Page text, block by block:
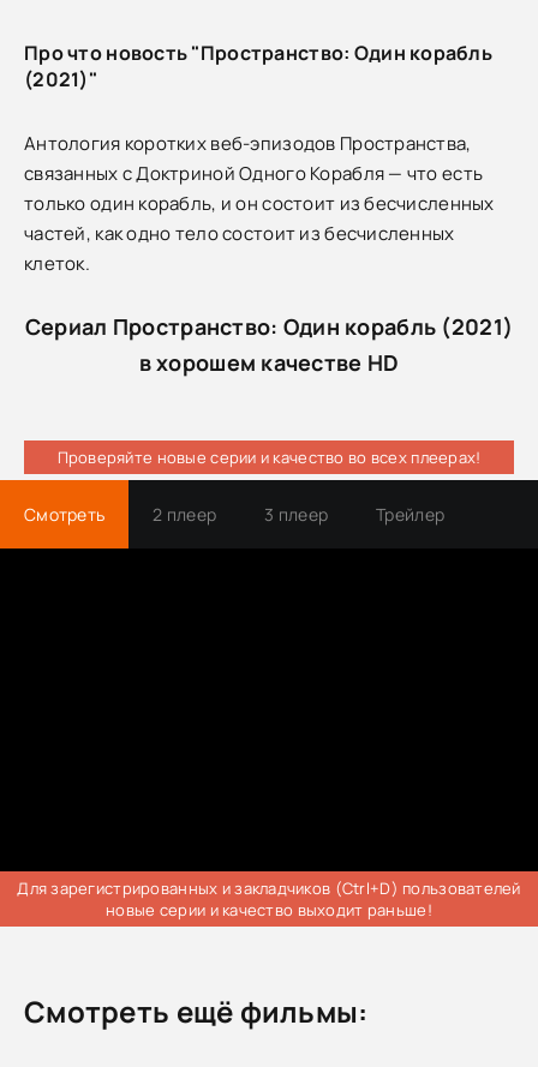
Про что новость "Пространство: Один корабль
(2021)"
Антология коротких веб-эпизодов Пространства,
связанных с Доктриной Одного Корабля — что есть
только один корабль, и он состоит из бесчисленных
частей, как одно тело состоит из бесчисленных
клеток.
Сериал Пространство: Один корабль (2021)
в хорошем качестве HD
Проверяйте новые серии и качество во всех плеерах!
Смотреть 2 плеер 3 плеер Трейлер
Для зарегистрированных и закладчиков (Ctrl+D) пользователей
новые серии и качество выходит раньше!
Смотреть ещё фильмы: